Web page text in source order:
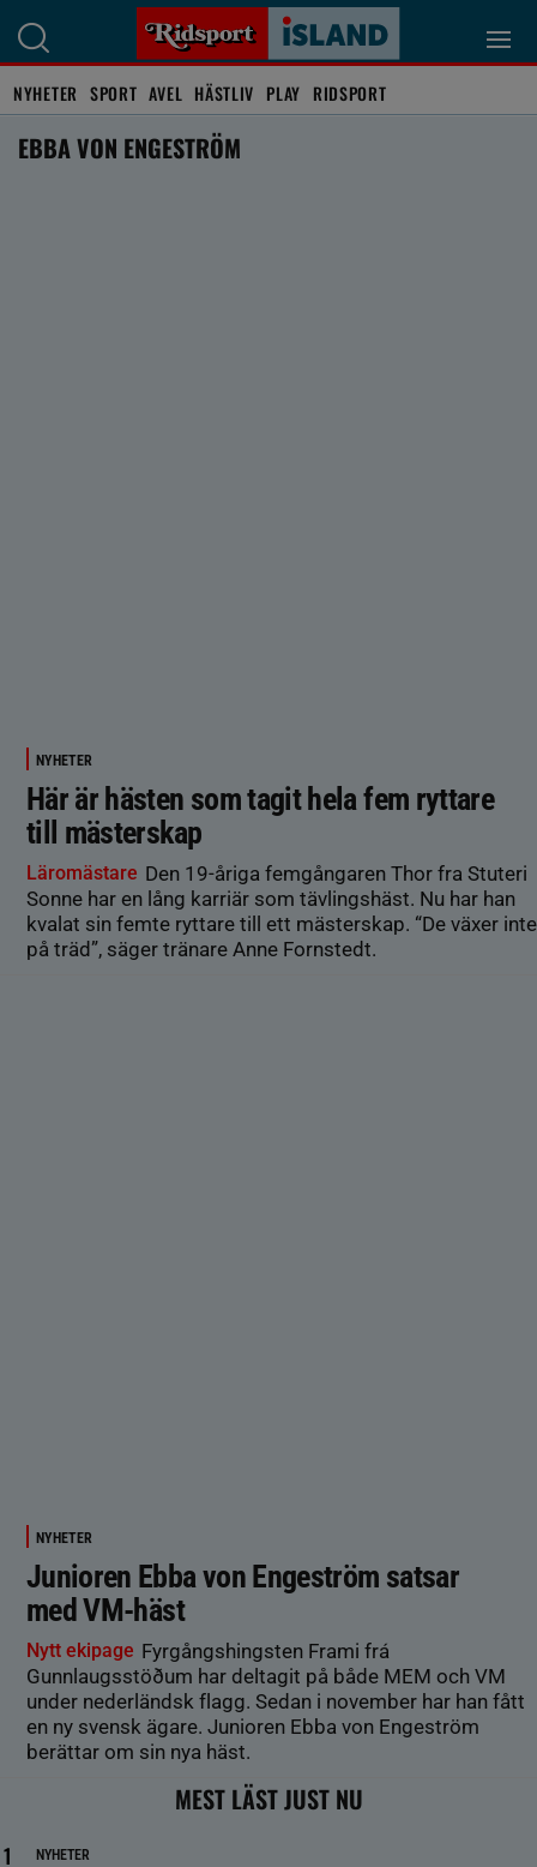
NYHETER SPORT AVEL HÄSTLIV PLAY RIDSPORT
EBBA VON ENGESTRÖM
NYHETER
Här är hästen som tagit hela fem ryttare
till mästerskap
Läromästare Den 19-åriga femgångaren Thor fra Stuteri
Sonne har en lång karriär som tävlingshäst. Nu har han
kvalat sin femte ryttare till ett mästerskap. “De växer inte
på träd”, säger tränare Anne Fornstedt.
NYHETER
Junioren Ebba von Engeström satsar
med VM-häst
Nytt ekipage Fyrgångshingsten Frami frá
Gunnlaugsstöðum har deltagit på både MEM och VM
under nederländsk flagg. Sedan i november har han fått
en ny svensk ägare. Junioren Ebba von Engeström
berättar om sin nya häst.
MEST LÄST JUST NU
NYHETER